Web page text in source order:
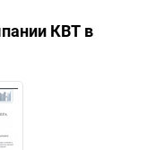
КВТ в